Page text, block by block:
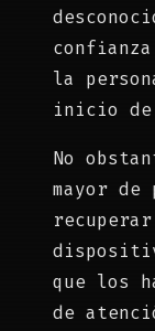
la
inicio de
No
mayor de
que los
de